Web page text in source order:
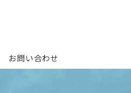
お問い合わせ